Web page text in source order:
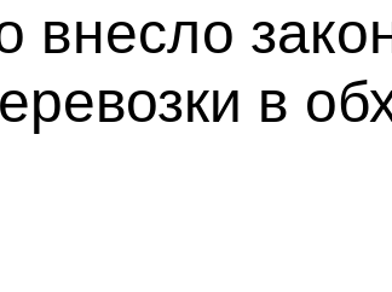
внесло
в